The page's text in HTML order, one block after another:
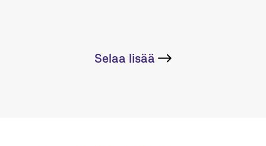
Selaa lisää